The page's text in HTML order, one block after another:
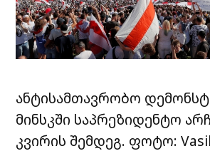
ანტისამთავრობო
მინსკში საპრეზიდენტო
კვირის შემდეგ. ფოტო: